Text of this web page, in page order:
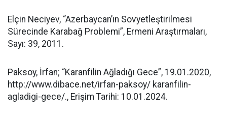
Elçin Neciyev, “Azerbaycan’ın Sovyetleştirilmesi
Sürecinde Karabağ Problemi”, Ermeni Araştırmaları,
Sayı: 39, 2011.
Paksoy, İrfan; “Karanfilin Ağladığı Gece”, 19.01.2020,
http://www.dibace.net/irfan-paksoy/ karanfilin-
agladigi-gece/., Erişim Tarihi: 10.01.2024.